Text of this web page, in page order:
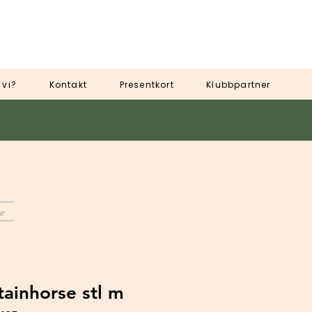
Kontakt Presentkort Klubbpartner
stl m